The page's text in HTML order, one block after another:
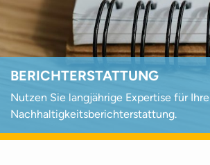
BERICHTERSTATTUNG
Nutzen Sie langjährige Expertise für Ihre
Nachhaltigkeitsberichterstattung.